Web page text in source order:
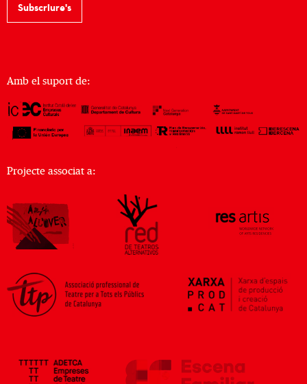
Subscriure's
Amb el suport de:
Projecte associat a: